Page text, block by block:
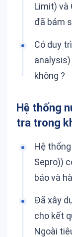
Limit) và
đã bám
Có duy
không ?
Hệ thống
tra trong
Hệ
Sepro))
báo và
Đã xây
cho kết
Ngoài